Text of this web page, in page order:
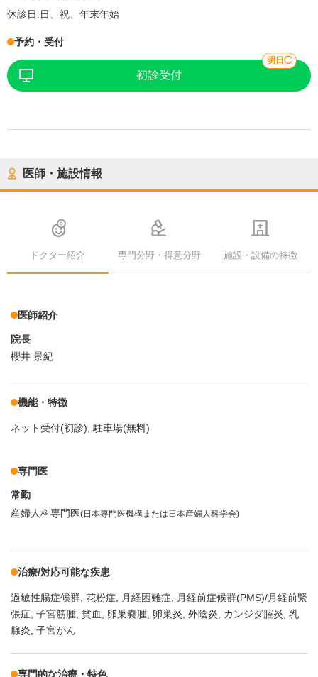
休診日:日、祝、年末年始
予約・受付
初診受付
明日◯
医師・施設情報
ドクター紹介 専門分野・得意分野 施設・設備の特徴
医師紹介
院長
櫻井 景紀
機能・特徴
ネット受付(初診) 駐車場(無料)
専門医
常勤
産婦人科専門医(日本専門医機構または日本産婦人科学会)
治療/対応可能な疾患
過敏性腸症候群 花粉症 月経困難症
月経前症候群(PMS)/月経前緊
張症 子宮筋腫 貧血 卵巣嚢腫 卵巣炎 外陰炎 カンジダ腟炎 乳
腺炎 子宮がん
専門的な治療・特色